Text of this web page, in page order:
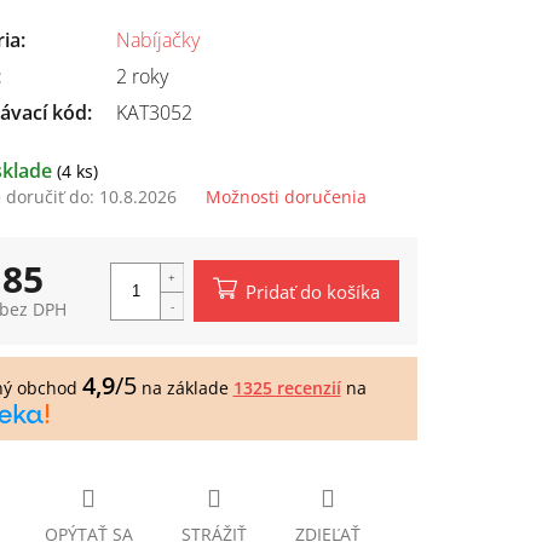
(4 ks)
doručiť do: 10.8.2026 Možnosti doručenia
OPÝTAŤ SA STRÁŽIŤ ZDIEĽAŤ
:
Nabíjačky
2 roky
kód:
KAT3052
DPH
Pridať do košíka
obchod 4,9/5na základe 1325 recenziína